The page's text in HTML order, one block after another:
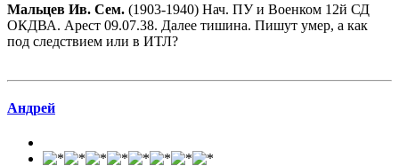
Мальцев Ив. Сем. (1903-1940) Нач. ПУ и Военком 12й СД
ОКДВА. Арест 09.07.38. Далее тишина. Пишут умер, а как
под следствием или в ИТЛ?
Андрей